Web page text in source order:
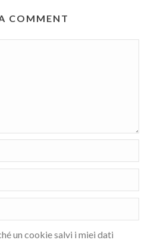
COMMENT
un cookie salvi i miei dati